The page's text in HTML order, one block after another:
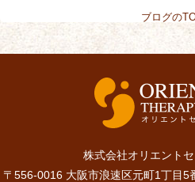
ブログの
株式会社オリエント
〒556-0016 大阪市浪速区元町1丁目5